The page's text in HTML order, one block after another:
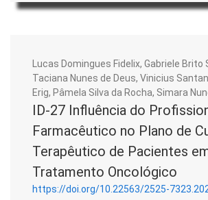
Lucas Domingues Fidelix, Gabriele Brito
Taciana Nunes de Deus, Vinicius
Erig, Pâmela Silva da Rocha, Simara
ID-27 Influência do
Farmacêutico no Plano de
Terapêutico de Pacientes
Tratamento Oncológico
https://doi.org/10.22563/2525-